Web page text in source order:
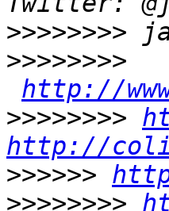
>>>>>>>>
>>>>>>>>
http://
>>>>>>>>
http://
>>>>>>
>>>>>>>>